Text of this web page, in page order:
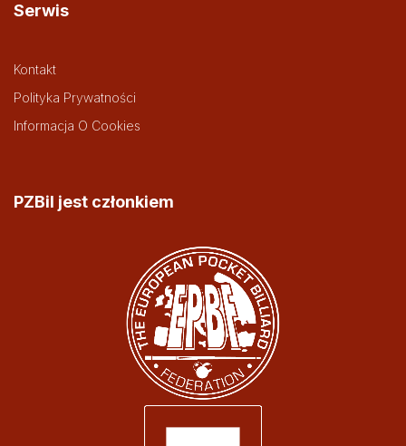
Serwis
Kontakt
Polityka Prywatności
Informacja O Cookies
PZBil jest członkiem